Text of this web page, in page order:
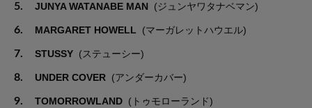
5. JUNYA WATANABE MAN (ジュンヤワタナベマン)
6. MARGARET HOWELL (マーガレットハウエル)
7. STUSSY (ステューシー)
8. UNDER COVER (アンダーカバー)
9. TOMORROWLAND (トゥモローランド)